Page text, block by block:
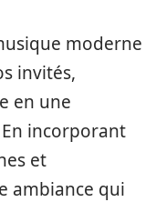
moderne
invités,
en une
incorporant
et
ambiance qui